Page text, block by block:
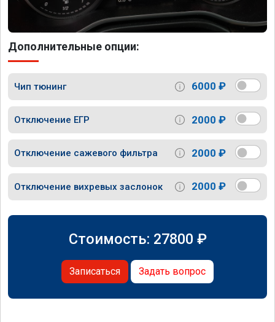
Дополнительные опции:
Чип тюнинг 6000 ₽
Отключение ЕГР 2000 ₽
Отключение сажевого фильтра 2000 ₽
Отключение вихревых заслонок 2000 ₽
Стоимость: 27800 ₽
Записаться Задать вопрос